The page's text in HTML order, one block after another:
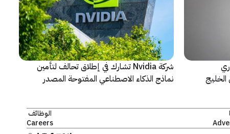
شركة Nvidia تشارك في إطلاق تحالف لتأمين
نماذج الذكاء الاصطناعي المفتوحة المصدر
الوظائف
Careers